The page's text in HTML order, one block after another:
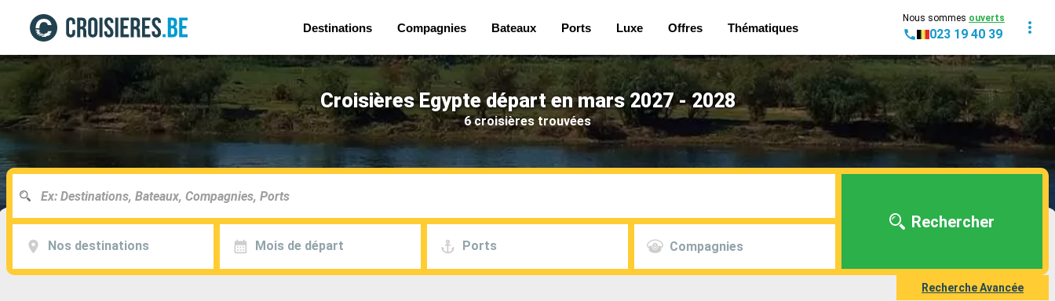
Destinations Compagnies Bateaux Ports Luxe Offres Thématiques
Nous sommes ouverts
023 19 40 39
Croisières Egypte départ en mars 2027 - 2028
6 croisières trouvées
Nos destinations Mois de départ Ports Compagnies
Rechercher
Recherche Avancée